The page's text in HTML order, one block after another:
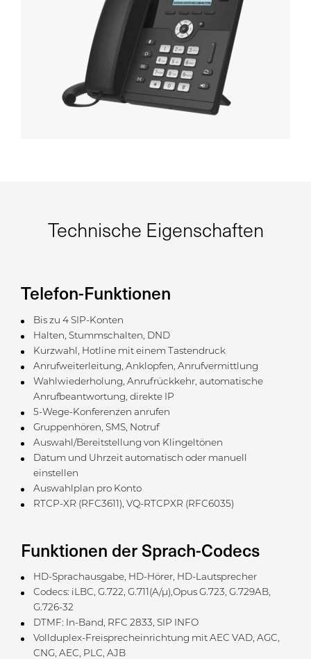
Technische Eigenschaften
Telefon-Funktionen
Bis zu 4 SIP-Konten
Halten, Stummschalten, DND
Kurzwahl, Hotline mit einem Tastendruck
Anrufweiterleitung, Anklopfen, Anrufvermittlung
Wahlwiederholung, Anrufrückkehr, automatische
Anrufbeantwortung, direkte IP
5-Wege-Konferenzen anrufen
Gruppenhören, SMS, Notruf
Auswahl/Bereitstellung von Klingeltönen
Datum und Uhrzeit automatisch oder manuell
einstellen
Auswahlplan pro Konto
RTCP-XR (RFC3611), VQ-RTCPXR (RFC6035)
Funktionen der Sprach-Codecs
HD-Sprachausgabe, HD-Hörer, HD-Lautsprecher
Codecs: iLBC, G.722, G.711(A/μ),Opus G.723, G.729AB,
G.726-32
DTMF: In-Band, RFC 2833, SIP INFO
Vollduplex-Freisprecheinrichtung mit AEC VAD, AGC,
CNG, AEC, PLC, AJB